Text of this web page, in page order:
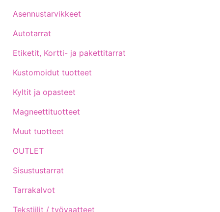
Asennustarvikkeet
Autotarrat
Etiketit, Kortti- ja pakettitarrat
Kustomoidut tuotteet
Kyltit ja opasteet
Magneettituotteet
Muut tuotteet
OUTLET
Sisustustarrat
Tarrakalvot
Tekstiilit / työvaatteet